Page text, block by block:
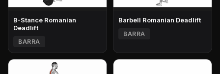
B-Stance Romanian
Deadlift
BARRA
Barbell Romanian Deadlift
BARRA